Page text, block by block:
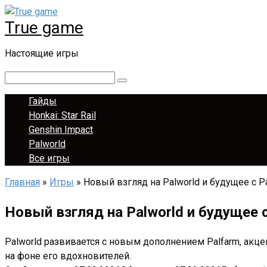
Перейти
к
контенту
True game
Настоящие игры
Гайды
Honkai: Star Rail
Genshin Impact
Palworld
Все игры
Главная » Игры » Новый взгляд на Palworld и будущее с
Новый взгляд на Palworld и будущее
Palworld развивается с новым дополнением Palfarm,
на фоне его вдохновителей.